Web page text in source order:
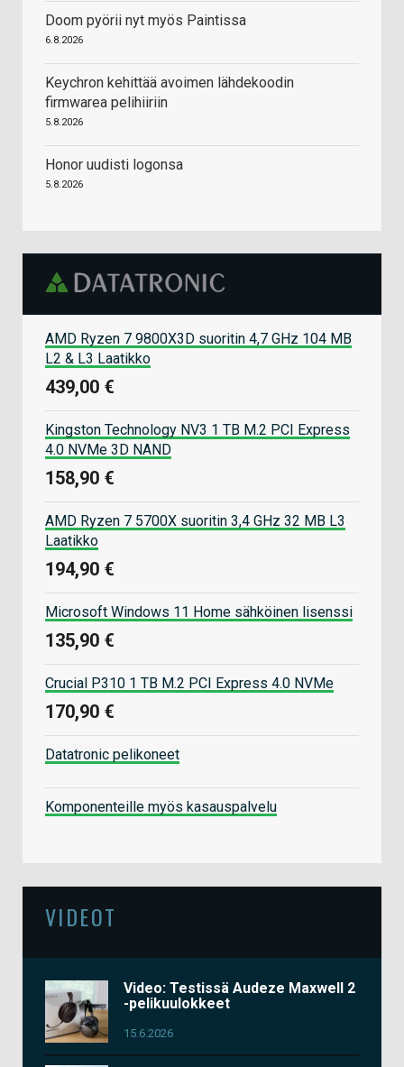
Doom pyörii nyt myös Paintissa
6.8.2026
Keychron kehittää avoimen lähdekoodin
firmwarea pelihiiriin
5.8.2026
Honor uudisti logonsa
5.8.2026
AMD Ryzen 7 9800X3D suoritin 4,7 GHz 104 MB
L2 & L3 Laatikko
439,00 €
Kingston Technology NV3 1 TB M.2 PCI Express
4.0 NVMe 3D NAND
158,90 €
AMD Ryzen 7 5700X suoritin 3,4 GHz 32 MB L3
Laatikko
194,90 €
Microsoft Windows 11 Home sähköinen lisenssi
135,90 €
Crucial P310 1 TB M.2 PCI Express 4.0 NVMe
170,90 €
Datatronic pelikoneet
Komponenteille myös kasauspalvelu
VIDEOT
Video: Testissä Audeze Maxwell 2
-pelikuulokkeet
15.6.2026